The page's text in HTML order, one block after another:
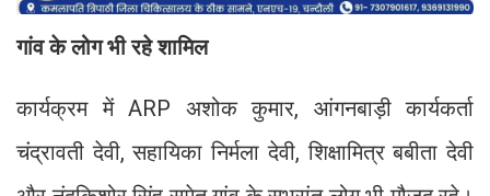
गांव के लोग भी रहे शामिल
कार्यक्रम में ARP अशोक कुमार, आंगनबाड़ी कार्यकर्ता
चंद्रावती देवी, सहायिका निर्मला देवी, शिक्षामित्र बबीता देवी